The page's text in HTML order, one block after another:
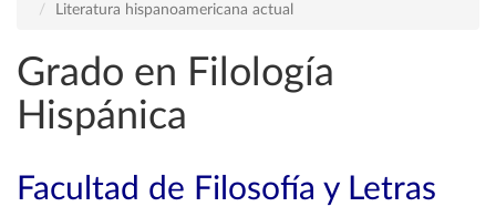
Literatura hispanoamericana actual
Grado en Filología
Hispánica
Facultad de Filosofía y Letras